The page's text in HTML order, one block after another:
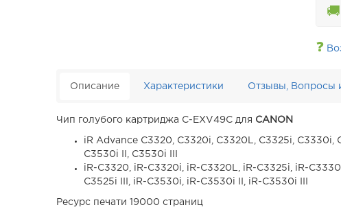
🚚
❓
Описание Характеристики Отзывы, Вопросы
Чип голубого картриджа C-EXV49C для CANON
iR Advance C3320, C3320i, C3320L, C3325i, C3330i,
C3530i II, C3530i III
iR-C3320, iR-C3320i, iR-C3320L, iR-C3325i, iR-
C3525i III, iR-C3530i, iR-C3530i II, iR-C3530i III
Ресурс печати 19000 страниц